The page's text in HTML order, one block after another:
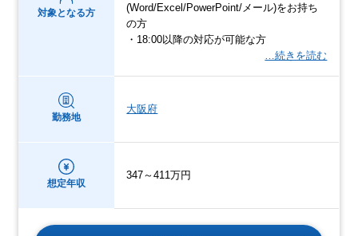
対象となる方
(Word/Excel/PowerPoint/メール)をお持ち
の方
・18:00以降の対応が可能な方
…続きを読む
勤務地
大阪府
想定年収
347～411万円